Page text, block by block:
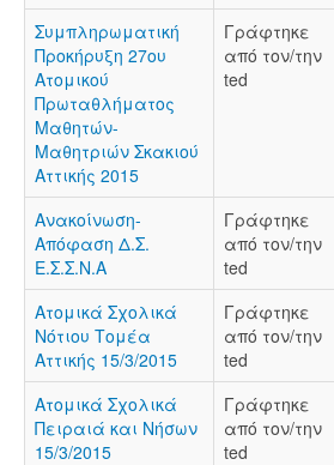
Συμπληρωματική
Προκήρυξη 27ου
Ατομικού
Πρωταθλήματος
Μαθητών-
Μαθητριών Σκακιού
Αττικής 2015
Γράφτηκε
από τον/την
ted
Ανακοίνωση-
Απόφαση Δ.Σ.
Ε.Σ.Σ.Ν.Α
Γράφτηκε
από τον/την
ted
Ατομικά Σχολικά
Νότιου Τομέα
Αττικής 15/3/2015
Γράφτηκε
από τον/την
ted
Ατομικά Σχολικά
Πειραιά και Νήσων
15/3/2015
Γράφτηκε
από τον/την
ted